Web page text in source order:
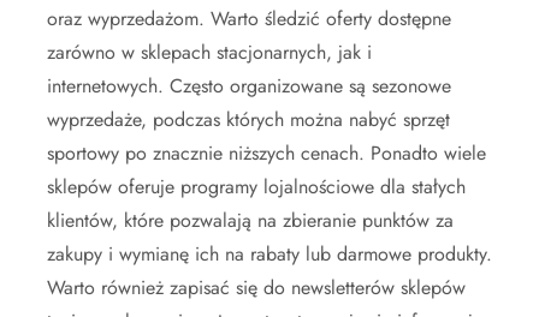
oraz wyprzedażom. Warto śledzić oferty dostępne
zarówno w sklepach stacjonarnych, jak i
internetowych. Często organizowane są sezonowe
wyprzedaże, podczas których można nabyć sprzęt
sportowy po znacznie niższych cenach. Ponadto wiele
sklepów oferuje programy lojalnościowe dla stałych
klientów, które pozwalają na zbieranie punktów za
zakupy i wymianę ich na rabaty lub darmowe produkty.
Warto również zapisać się do newsletterów sklepów